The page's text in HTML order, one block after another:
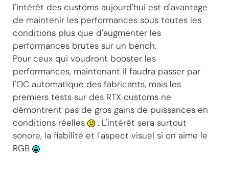
l'intérêt des customs aujourd'hui est d'avantage
de maintenir les performances sous toutes les
conditions plus que d'augmenter les
performances brutes sur un bench.
Pour ceux qui voudront booster les
performances, maintenant il faudra passer par
l'OC automatique des fabricants, mais les
premiers tests sur des RTX customs ne
démontrent pas de gros gains de puissances en
conditions réelles
. L'intérêt sera surtout
sonore, la fiabilité et l'aspect visuel si on aime le
RGB